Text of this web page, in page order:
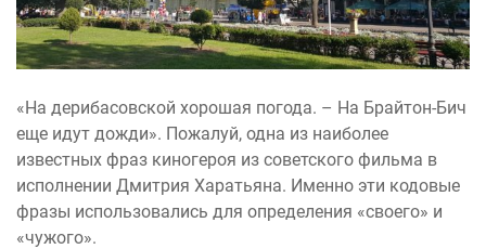
«На дерибасовской хорошая погода. – На Брайтон-Бич
еще идут дожди». Пожалуй, одна из наиболее
известных фраз киногероя из советского фильма в
исполнении Дмитрия Харатьяна. Именно эти кодовые
фразы использовались для определения «своего» и
«чужого».